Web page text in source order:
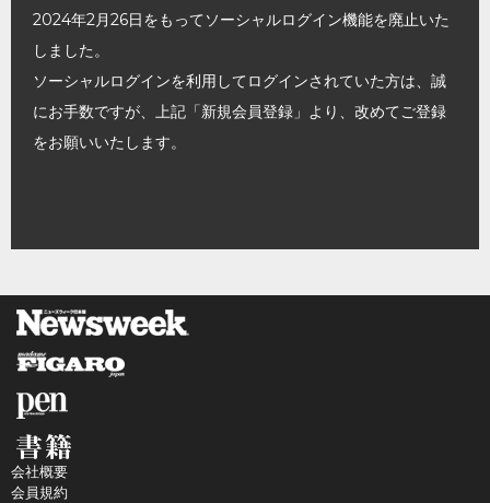
2024年2月26日をもってソーシャルログイン機能を廃止いた
しました。
ソーシャルログインを利用してログインされていた方は、誠
にお手数ですが、上記「新規会員登録」より、改めてご登録
をお願いいたします。
会社概要
会員規約